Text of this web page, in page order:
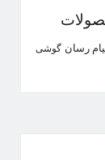
رسان گوشی